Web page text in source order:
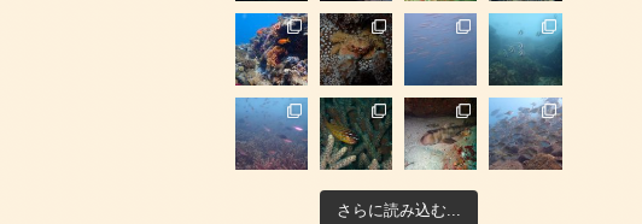
さらに読み込む...